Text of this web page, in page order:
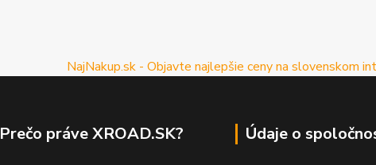
Prečo práve XROAD.SK? Údaje o